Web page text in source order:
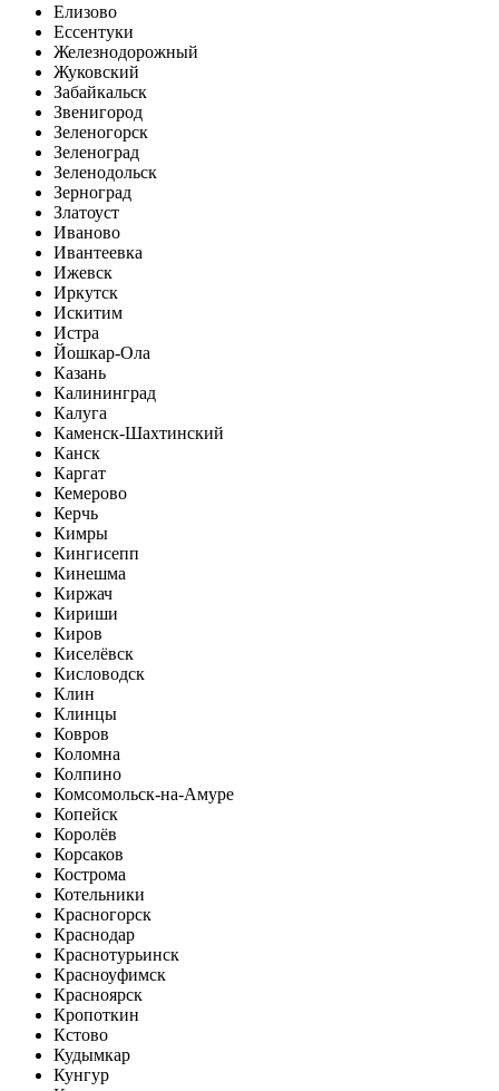
Елизово
Ессентуки
Железнодорожный
Жуковский
Забайкальск
Звенигород
Зеленогорск
Зеленоград
Зеленодольск
Зерноград
Златоуст
Иваново
Ивантеевка
Ижевск
Иркутск
Искитим
Истра
Йошкар-Ола
Казань
Калининград
Калуга
Каменск-Шахтинский
Канск
Каргат
Кемерово
Керчь
Кимры
Кингисепп
Кинешма
Киржач
Кириши
Киров
Киселёвск
Кисловодск
Клин
Клинцы
Ковров
Коломна
Колпино
Комсомольск-на-Амуре
Копейск
Королёв
Корсаков
Кострома
Котельники
Красногорск
Краснодар
Краснотурьинск
Красноуфимск
Красноярск
Кропоткин
Кстово
Кудымкар
Кунгур